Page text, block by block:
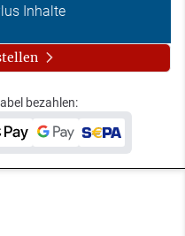
Inhalte
bezahlen: